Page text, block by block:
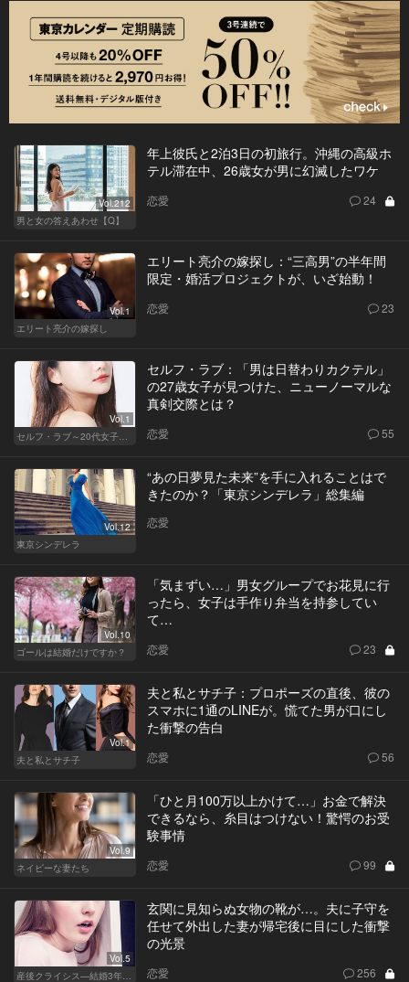
Vol.212
男と女の答えあわせ【Q】
年上彼氏と2泊3日の初旅行。沖縄の高級ホ
テル滞在中、26歳女が男に幻滅したワケ
恋愛 24
Vol.1
エリート亮介の嫁探し
エリート亮介の嫁探し：“三高男”の半年間
限定・婚活プロジェクトが、いざ始動！
恋愛 23
Vol.1
セルフ・ラブ～20代女子の矛盾～
セルフ・ラブ：「男は日替わりカクテル」
の27歳女子が見つけた、ニューノーマルな
真剣交際とは？
恋愛 55
Vol.12
東京シンデレラ
“あの日夢見た未来”を手に入れることはで
きたのか？「東京シンデレラ」総集編
恋愛
Vol.10
ゴールは結婚だけですか？
「気まずい…」男女グループでお花見に行
ったら、女子は手作り弁当を持参してい
て…
恋愛 23
Vol.1
夫と私とサチ子
夫と私とサチ子：プロポーズの直後、彼の
スマホに1通のLINEが。慌てた男が口にし
た衝撃の告白
恋愛 56
Vol.9
ネイビーな妻たち
「ひと月100万以上かけて…」お金で解決
できるなら、糸目はつけない！驚愕のお受
験事情
恋愛 99
Vol.5
玄関に見知らぬ女物の靴が…。夫に子守を
任せて外出した妻が帰宅後に目にした衝撃
の光景
恋愛 256